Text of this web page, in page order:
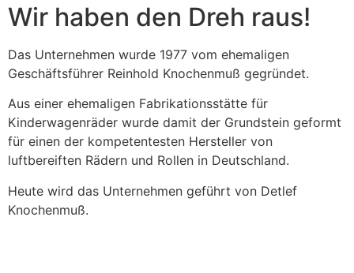
Wir haben den Dreh raus!
Das Unternehmen wurde 1977 vom ehemaligen
Geschäftsführer Reinhold Knochenmuß gegründet.
Aus einer ehemaligen Fabrikationsstätte für
Kinderwagenräder wurde damit der Grundstein geformt
für einen der kompetentesten Hersteller von
luftbereiften Rädern und Rollen in Deutschland.
Heute wird das Unternehmen geführt von Detlef
Knochenmuß.